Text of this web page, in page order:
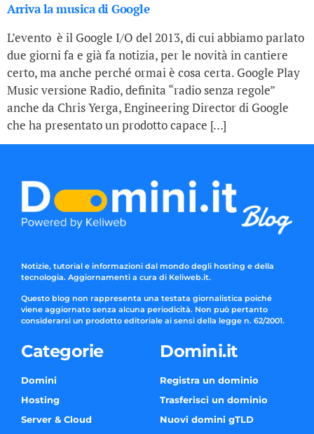
Arriva la musica di Google
L’evento ­­ è il Google I/O del 2013, di cui abbiamo parlato
due giorni fa e già fa notizia, per le novità in cantiere
certo, ma anche perché ormai è cosa certa. Google Play
Music versione Radio, definita “radio senza regole”
anche da Chris Yerga, Engineering Director di Google
che ha presentato un prodotto capace […]
Notizie, tutorial e informazioni dal mondo degli hosting e della
tecnologia. Aggiornamenti a cura di Keliweb.it.
Questo blog non rappresenta una testata giornalistica poiché
viene aggiornato senza alcuna periodicità. Non può pertanto
considerarsi un prodotto editoriale ai sensi della legge n. 62/2001.
Categorie
Domini
Hosting
Server & Cloud
Domini.it
Registra un dominio
Trasferisci un dominio
Nuovi domini gTLD